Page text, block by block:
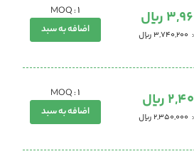
ریال
3,740,200 ریال
MOQ : 1
اضافه به سبد
ریال
2,350,000 ریال
MOQ : 1
اضافه به سبد